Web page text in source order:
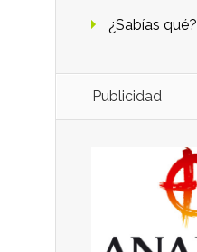
¿Sabías qué?
Publicidad